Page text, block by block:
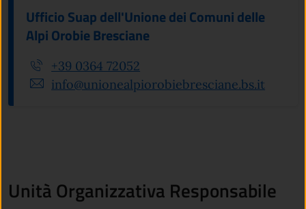
Ufficio Suap dell'Unione dei Comuni delle
Alpi Orobie Bresciane
+39 0364 72052
info@unionealpiorobiebresciane.bs.it
Unità Organizzativa Responsabile